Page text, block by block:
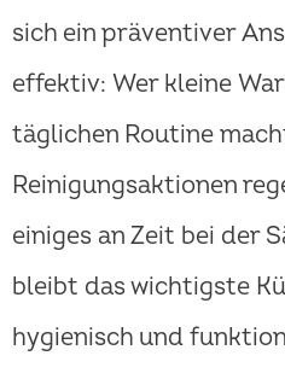
sich ein präventiver
effektiv: Wer kleine
täglichen Routine
Reinigungsaktionen
einiges an Zeit bei der
bleibt das wichtigste
hygienisch und